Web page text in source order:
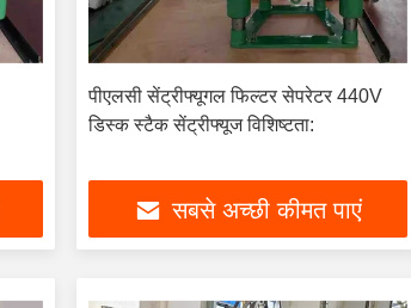
पीएलसी सेंट्रीफ्यूगल फिल्टर सेपरेटर 440V
डिस्क स्टैक सेंट्रीफ्यूज विशिष्टता:
सबसे अच्छी कीमत पाएं